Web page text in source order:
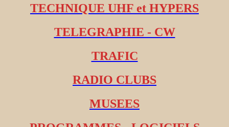
TECHNIQUE UHF et HYPERS
TELEGRAPHIE - CW
TRAFIC
RADIO CLUBS
MUSEES